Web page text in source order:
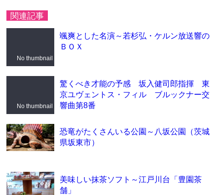
関連記事
No thumbnail
颯爽とした名演～若杉弘・ケルン放送響の
ＢＯＸ
No thumbnail
驚くべき才能の予感 坂入健司郎指揮 東
京ユヴェントス・フィル ブルックナー交
響曲第8番
恐竜がたくさんいる公園～八坂公園（茨城
県坂東市）
美味しい抹茶ソフト～江戸川台「豊園茶
舗」